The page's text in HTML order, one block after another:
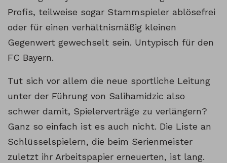
Profis, teilweise sogar Stammspieler ablösefrei
oder für einen verhältnismäßig kleinen
Gegenwert gewechselt sein. Untypisch für den
FC Bayern.
Tut sich vor allem die neue sportliche Leitung
unter der Führung von Salihamidzic also
schwer damit, Spielerverträge zu verlängern?
Ganz so einfach ist es auch nicht. Die Liste an
Schlüsselspielern, die beim Serienmeister
zuletzt ihr Arbeitspapier erneuerten, ist lang.